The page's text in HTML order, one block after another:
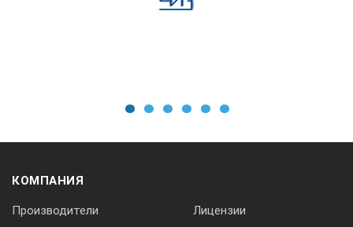
КОМПАНИЯ
Производители Лицензии